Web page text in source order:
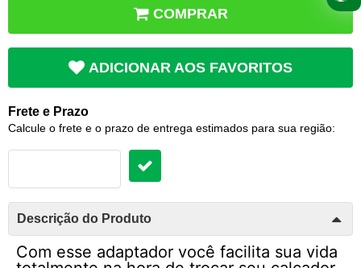
COMPRAR
ADICIONAR AOS FAVORITOS
Frete e Prazo
Calcule o frete e o prazo de entrega estimados para sua região:
Descrição do Produto
Com esse adaptador você facilita sua vida